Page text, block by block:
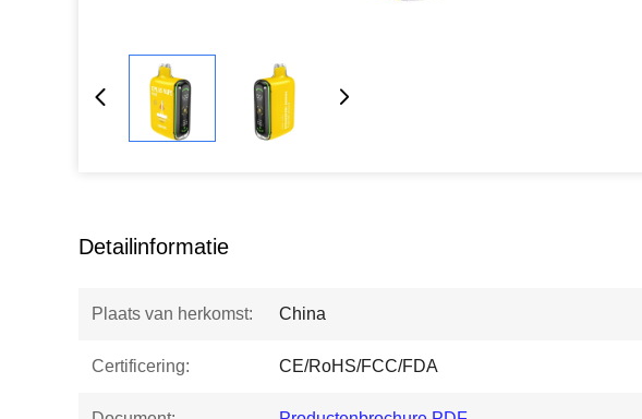
Detailinformatie
Plaats van herkomst: China
Certificering: CE/RoHS/FCC/FDA